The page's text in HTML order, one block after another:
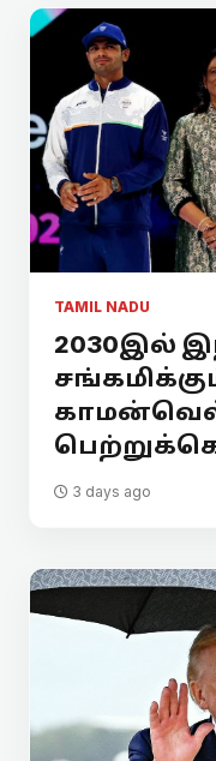
TAMIL NADU
2030இல்
3 days ago